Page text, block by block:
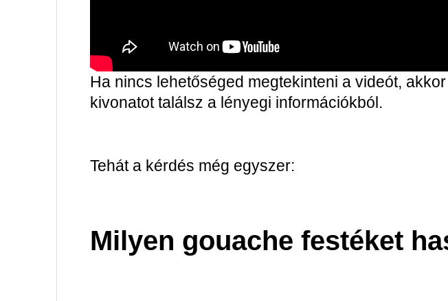
Ha nincs lehetőséged megtekinteni a videót,
kivonatot találsz a lényegi információkból.
Tehát a kérdés még egyszer:
Milyen gouache festéket